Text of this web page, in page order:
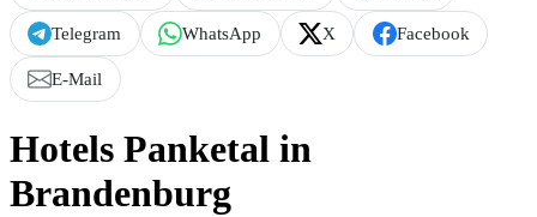
Telegram WhatsApp X Facebook
E-Mail
Hotels Panketal in
Brandenburg